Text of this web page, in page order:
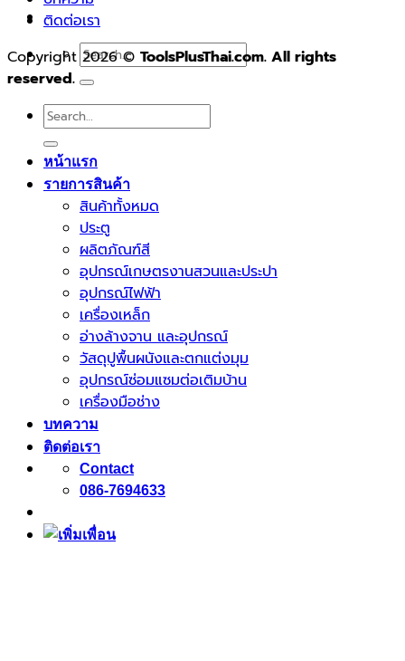
Search
for:
ติดต่อเรา
Copyright 2026 © ToolsPlusThai.com. All rights
reserved.
Search
for:
หน้าแรก
รายการสินค้า
สินค้าทั้งหมด
ประตู
ผลิตภัณฑ์สี
อุปกรณ์เกษตรงานสวนและประปา
อุปกรณ์ไฟฟ้า
เครื่องเหล็ก
อ่างล้างจาน และอุปกรณ์
วัสดุปูพื้นผนังและตกแต่งมุม
อุปกรณ์ซ่อมแซมต่อเติมบ้าน
เครื่องมือช่าง
บทความ
ติดต่อเรา
Contact
086-7694633